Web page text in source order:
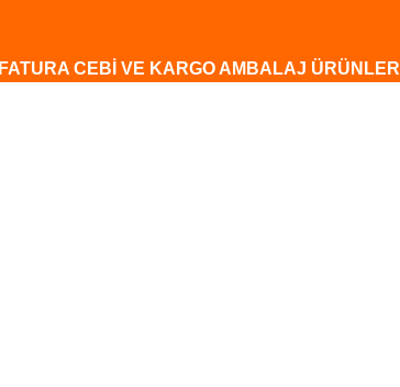
FATURA CEBİ VE KARGO AMBALAJ ÜRÜNLERİ